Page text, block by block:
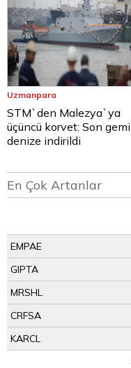
Uzmanpara
STM`den Malezya`ya
üçüncü korvet: Son gemi
denize indirildi
En Çok Artanlar
EMPAE
GIPTA
MRSHL
CRFSA
KARCL